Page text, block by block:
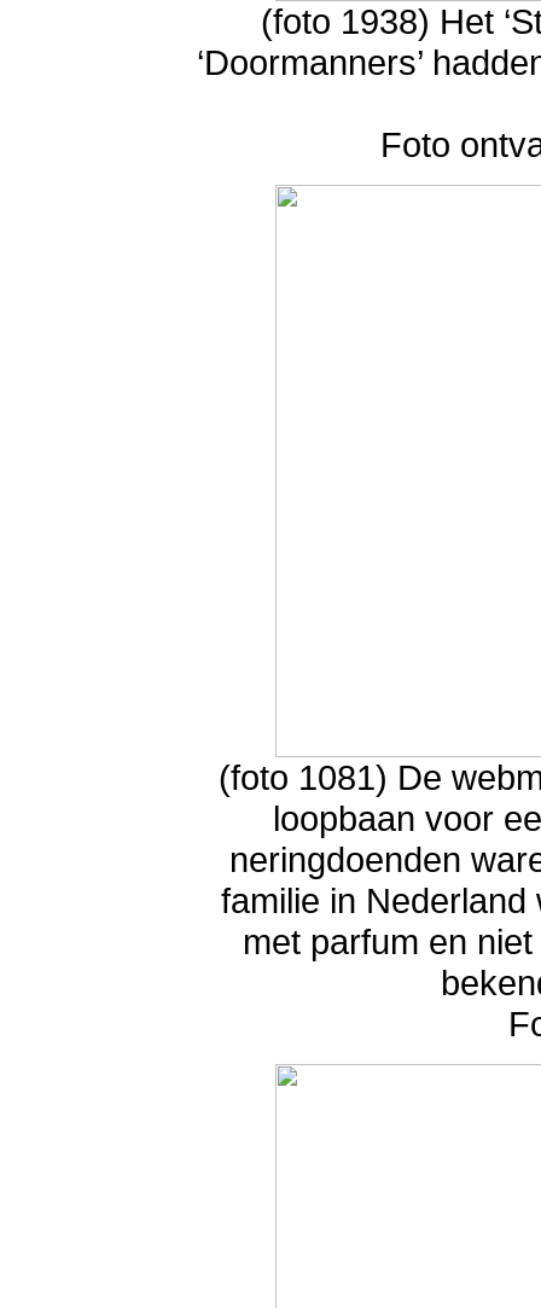
(foto 1938) Het
‘Doormanners’
Foto
(foto 1081) De
loopbaan voor
neringdoenden
familie in
met parfum en